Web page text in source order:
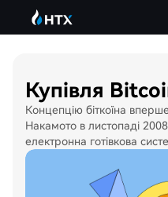
Купівля
Концепцію біткоїна
Накамото в листопаді
електронна готівкова
потребує жодної участі
наприклад уряду. Ліміт
21 мільйоном BTC. Таким